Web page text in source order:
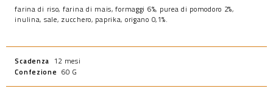
farina di riso, farina di mais, formaggi 6%, purea di pomodoro 2%,
inulina, sale, zucchero, paprika, origano 0,1%.
Scadenza 12 mesi
Confezione 60 G